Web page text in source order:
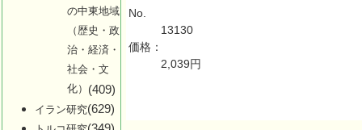
の中東地域
（歴史・政
治・経済・
社会・文
化） (409)
イラン研究(629)
No.
13130
価格：
2,039円